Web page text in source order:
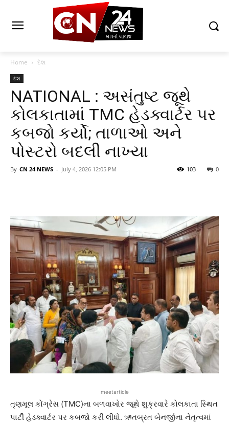
Home દેશ
દેશ
NATIONAL : અસંતુષ્ટ જૂથે
કોલકાતામાં TMC હેડક્વાર્ટર પર
કબજો કર્યો; તાળાઓ અને
પોસ્ટરો બદલી નાખ્યા
By CN 24 NEWS - July 4, 2026 12:05 PM 0
103
meetarticle
તૃણમૂલ કોંગ્રેસ (TMC)ના બળવાખોર જૂથે શુક્રવારે કોલકાતા સ્થિત
પાર્ટી હેડક્વાર્ટર પર કબજો કરી લીધો. ઋતબ્રત બેનર્જીના નેતૃત્વમાં